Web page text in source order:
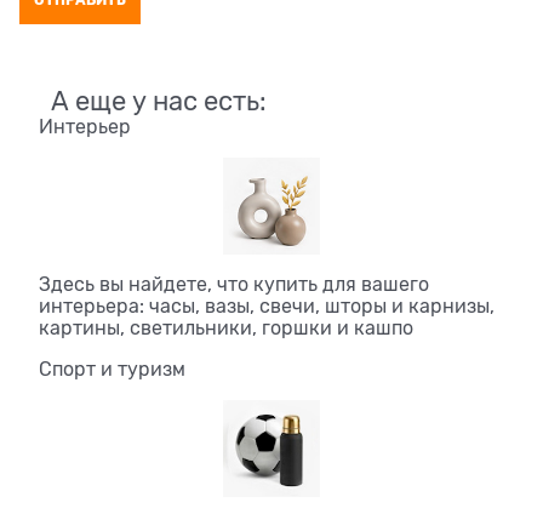
А еще у нас есть:
Интерьер
Здесь вы найдете, что купить для вашего
интерьера: часы, вазы, свечи, шторы и карнизы,
картины, светильники, горшки и кашпо
Спорт и туризм